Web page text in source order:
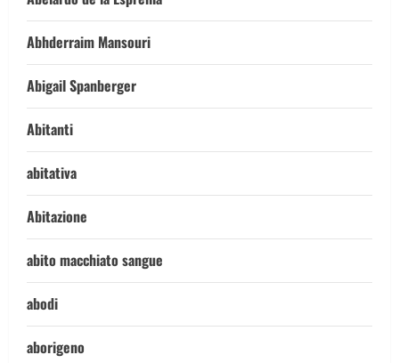
Abhderraim Mansouri
Abigail Spanberger
Abitanti
abitativa
Abitazione
abito macchiato sangue
abodi
aborigeno